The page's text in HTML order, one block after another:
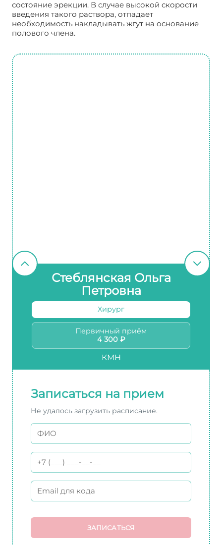
состояние эрекции. В случае высокой скорости
введения такого раствора, отпадает
необходимость накладывать жгут на основание
полового члена.
Стеблянская Ольга
Петровна
Хирург
Первичный приём
4 300 ₽
КМН
Записаться на прием
Не удалось загрузить расписание.
ЗАПИСАТЬСЯ